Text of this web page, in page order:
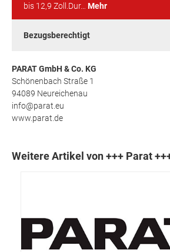
bis 12,9 Zoll.Dur… Mehr
Bezugsberechtigt
PARAT GmbH & Co. KG
Schönenbach Straße 1
94089 Neureichenau
info@parat.eu
www.parat.de
Weitere Artikel von +++ Parat